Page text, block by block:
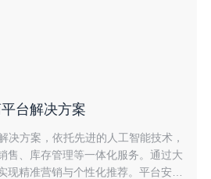
台解决方案
决方案，依托先进的人工智能技术，
售、库存管理等一体化服务。通过大
现精准营销与个性化推荐。平台安全